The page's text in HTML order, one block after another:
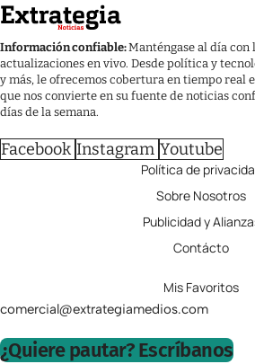
Información confiable:Manténgase al día
actualizaciones en vivo. Desde política y
y más, le ofrecemos cobertura en tiempo real
que nos convierte en su fuente de noticias
días de la semana.
Facebook Instagram Youtube
Política de
Sobre Nosotros
Publicidad y
Contácto
Mis Favoritos
comercial@extrategiamedios.com
¿Quiere pautar? Escríbanos